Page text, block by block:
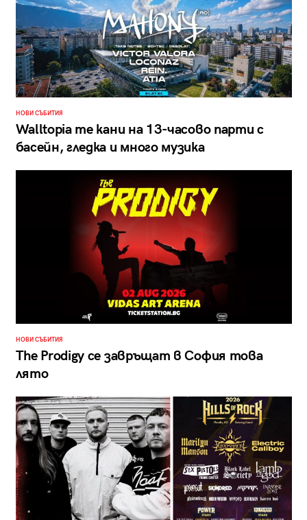
НОВИ СЪБИТИЯ
Walltopia те кани на 13-часово парти с
басейн, гледка и много музика
НОВИ СЪБИТИЯ
The Prodigy се завръщат в София това
лято